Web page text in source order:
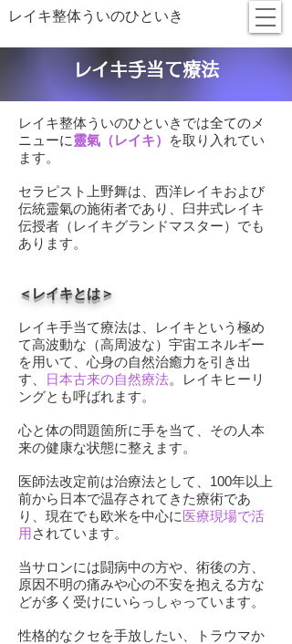
レイキ整体ういのひといき
レイキ手当て療法
レイキ整体ういのひといきでは全てのメ
ニューに靈氣（レイキ） を取り入れてい
ます。
セラピスト上野舞は、西洋レイキおよび
伝統靈氣の施術者であり、臼井式レイキ
伝授者（レイキグランドマスター）でも
あります。
＜レイキとは＞
レイキ手当て療法は、レイキという極め
て高波動な（高周波な）宇宙エネルギー
を用いて、心身の自然治癒力を引き出
す、
日本古来の自然療法。
レイキヒーリ
ングとも呼ばれます。
心と体の問題箇所に手を当て、その人本
来の健康な状態に整えます。
医師法改定前は治療法として、100年以上
前から日本で温存されてきた療術であ
り、現在でも欧米を中心に医療現場で活
用 されています。
当サロンには闘病中の方や、術後の方、
原因不明の痛みや心の不安を抱える方な
どが多く受けにいらっしゃっています。
性格的なクセを手放したい、トラウマか